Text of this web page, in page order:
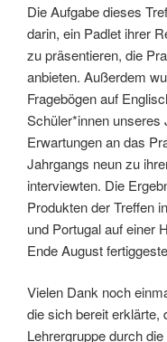
Die Aufgabe dieses
darin, ein Padlet ihrer
zu präsentieren, die
anbieten. Außerdem
Fragebögen auf
Schüler*innen unseres
Erwartungen an das
Jahrgangs neun zu
interviewten. Die
Produkten der Treffen
und Portugal auf einer
Ende August
Vielen Dank noch
die sich bereit erklärte,
Lehrergruppe durch